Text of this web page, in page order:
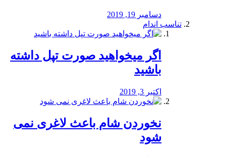
دسامبر 19, 2019
تناسب اندام
اگر میخواهید صورت تپل داشته
باشید
اکتبر 3, 2019
نخوردن شام باعث لاغری نمی
‌شود